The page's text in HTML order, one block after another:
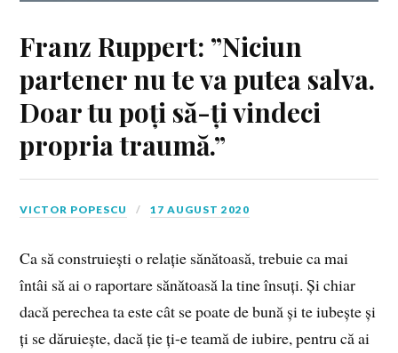
Franz Ruppert: ”Niciun
partener nu te va putea salva.
Doar tu poți să-ți vindeci
propria traumă.”
VICTOR POPESCU 17 AUGUST 2020
Ca să construiești o relație sănătoasă, trebuie ca mai
întâi să ai o raportare sănătoasă la tine însuți. Și chiar
dacă perechea ta este cât se poate de bună și te iubește și
ți se dăruiește, dacă ție ți-e teamă de iubire, pentru că ai